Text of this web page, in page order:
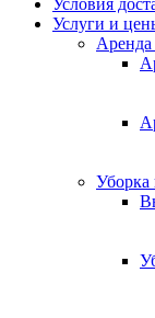
Условия
Услуги и
Аренда
Уборка